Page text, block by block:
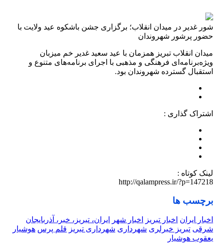
شور غدیر در میدان انقلاب؛ برگزاری جشن باشکوه عید ولایت با
حضور پرشور شهروندان
میدان انقلاب تبریز همزمان با عید سعید غدیر خم میزبان
ویژه‌برنامه‌ای فرهنگی و مذهبی با اجرای برنامه‌های متنوع و
استقبال گسترده شهروندان بود.
اشتراک گذاری :
لینک کوتاه :
http://qalampress.ir/?p=147218
برچسب ها
اخبار ایران اخبار تبریز اخبار شهر
ایران، تبریز، خبر، آذربایجان
شرقی تبریز خبرلری شهرداری شهرداری تبریز قلم پرس هوشیار
یعقوب هوشیار